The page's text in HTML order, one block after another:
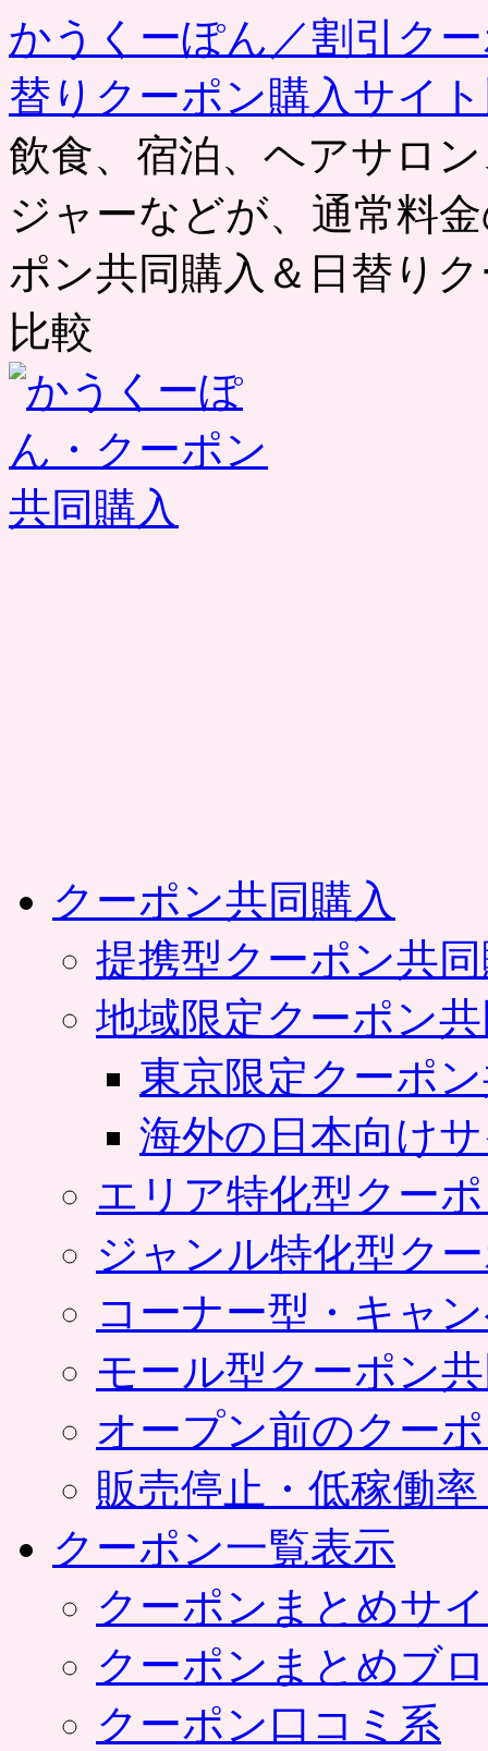
かうくーぽん／割引ク
替りクーポン購入サイ
飲食、宿泊、ヘアサロ
ジャーなどが、通常料
ポン共同購入＆日替り
比較
クーポン共同購入
提携型クーポン共
地域限定クーポン
東京限定クーポ
海外の日本向け
エリア特化型クー
ジャンル特化型ク
コーナー型・キャ
モール型クーポン
オープン前のクー
販売停止・低稼働
クーポン一覧表示
クーポンまとめサ
クーポンまとめブ
クーポン口コミ系